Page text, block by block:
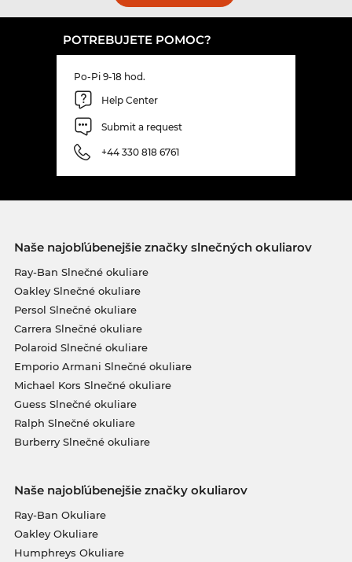
POTREBUJETE POMOC?
Po-Pi 9-18 hod.
Help Center
Submit a request
+44 330 818 6761
Naše najobľúbenejšie značky slnečných okuliarov
Ray-Ban Slnečné okuliare
Oakley Slnečné okuliare
Persol Slnečné okuliare
Carrera Slnečné okuliare
Polaroid Slnečné okuliare
Emporio Armani Slnečné okuliare
Michael Kors Slnečné okuliare
Guess Slnečné okuliare
Ralph Slnečné okuliare
Burberry Slnečné okuliare
Naše najobľúbenejšie značky okuliarov
Ray-Ban Okuliare
Oakley Okuliare
Humphreys Okuliare